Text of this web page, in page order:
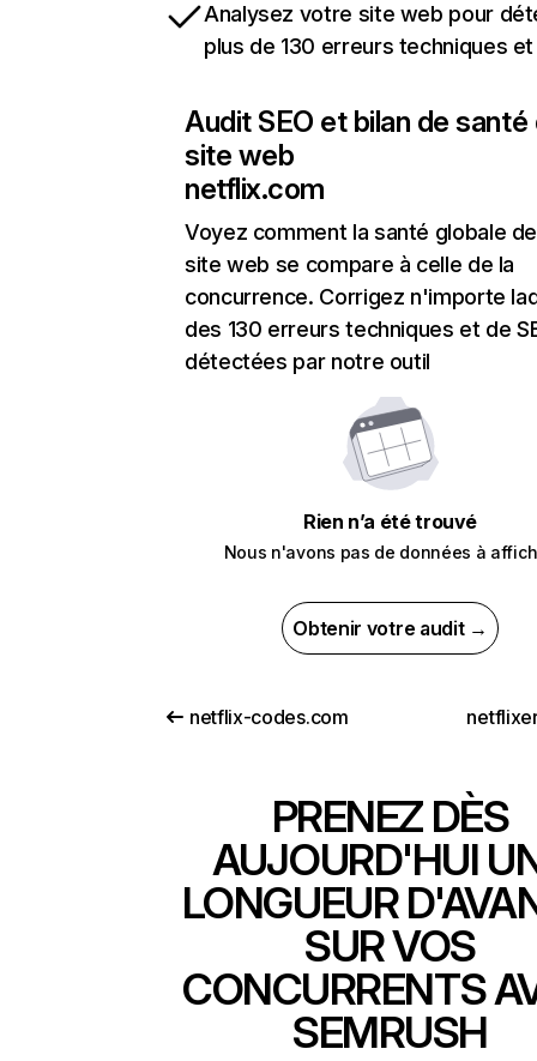
Analysez votre site web pour
plus de 130 erreurs techniques et
Audit SEO et bilan de santé
site web
netflix.com
Voyez comment la santé globale
site web se compare à celle de la
concurrence. Corrigez n'importe
des 130 erreurs techniques et de
détectées par notre outil
Rien n’a été trouvé
Nous n'avons pas de données à
Obtenir votre audit →
netflix-codes.com
PRENEZ DÈS
AUJOURD'HUI
LONGUEUR
SUR VOS
CONCURRENTS
SEMRUSH